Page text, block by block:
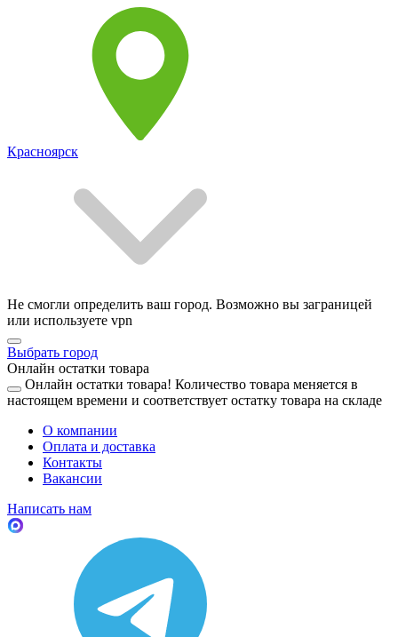
Красноярск
Не смогли определить ваш город. Возможно вы заграницей
или используете vpn
Выбрать город
Онлайн остатки товара
Онлайн остатки товара! Количество товара меняется в
настоящем времени и соответствует остатку товара на складе
О компании
Оплата и доставка
Контакты
Вакансии
Написать нам